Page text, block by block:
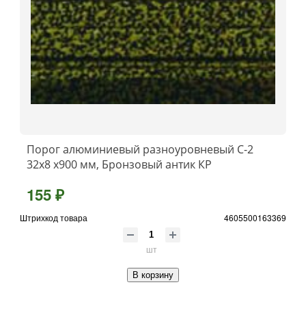
Порог алюминиевый разноуровневый C-2
32x8 x900 мм, Бронзовый антик КР
155 ₽
Штрихкод товара 4605500163369
шт
В корзину